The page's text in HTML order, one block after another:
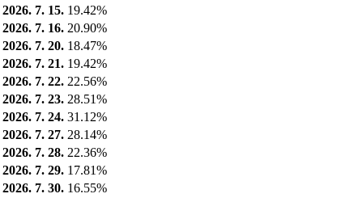
2026. 7. 15. 19.42%
2026. 7. 16. 20.90%
2026. 7. 20. 18.47%
2026. 7. 21. 19.42%
2026. 7. 22. 22.56%
2026. 7. 23. 28.51%
2026. 7. 24. 31.12%
2026. 7. 27. 28.14%
2026. 7. 28. 22.36%
2026. 7. 29. 17.81%
2026. 7. 30. 16.55%